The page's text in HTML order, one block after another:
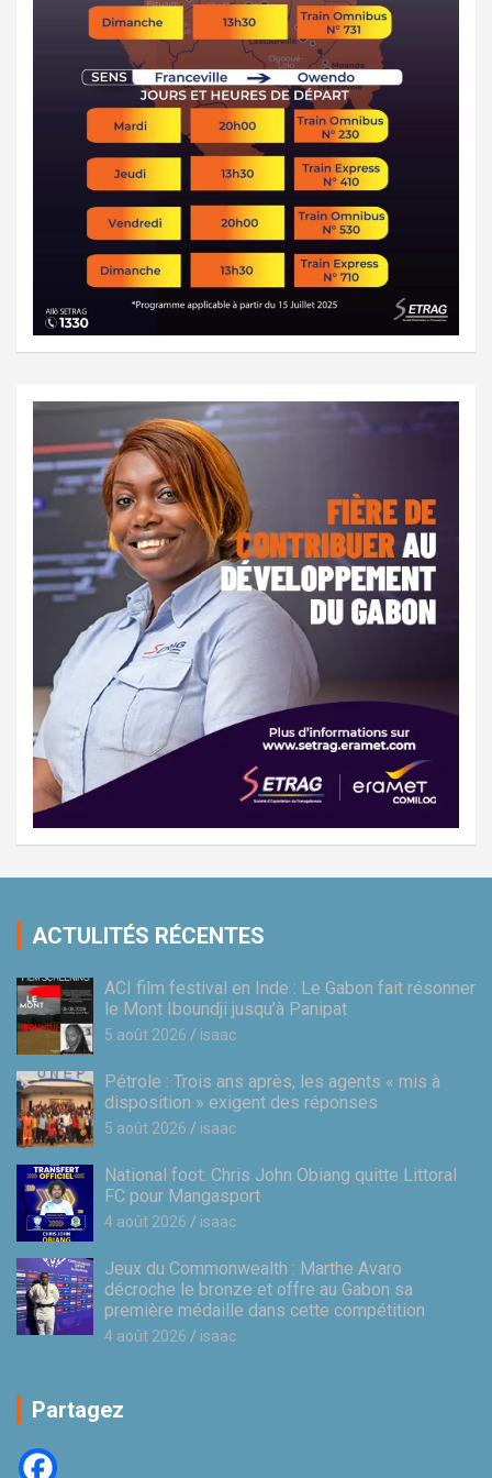
ACTULITÉS RÉCENTES
ACI film festival en Inde : Le Gabon fait résonner
le Mont Iboundji jusqu’à Panipat
5 août 2026 isaac
Pétrole : Trois ans après, les agents « mis à
disposition » exigent des réponses
5 août 2026 isaac
National foot: Chris John Obiang quitte Littoral
FC pour Mangasport
4 août 2026 isaac
Jeux du Commonwealth : Marthe Avaro
décroche le bronze et offre au Gabon sa
première médaille dans cette compétition
4 août 2026 isaac
Partagez